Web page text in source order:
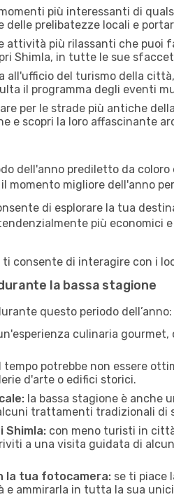
più interessanti di
prelibatezze locali e
attività più rilassanti che puoi
Shimla, in tutte le sue
all'ufficio del turismo della
il programma degli eventi
per le strade più antiche
e scopri la loro affascinante
dell'anno prediletto da
migliore dell'anno
di esplorare la tua
più economici
consente di interagire con i
la bassa stagione
questo periodo dell’anno:
culinaria
tempo potrebbe non essere
d'arte o edifici storici.
la bassa stagione è anche
trattamenti tradizionali di
Shimla: con meno turisti in
a una visita guidata di
la tua fotocamera: se ti piace
ammirarla in tutta la sua